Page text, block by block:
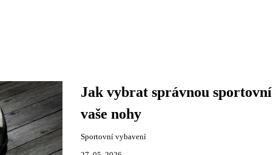
Jak vybrat správnou sportovní
vaše nohy
Sportovní vybavení